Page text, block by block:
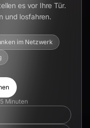
es vor Ihre Tür.
und losfahren.
im Netzwerk
Minuten